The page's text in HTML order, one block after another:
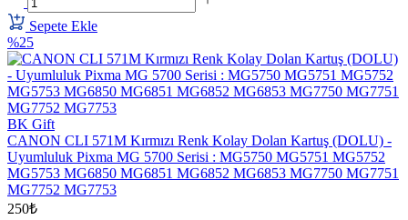
Sepete Ekle
%25
BK Gift
CANON CLI 571M Kırmızı Renk Kolay Dolan Kartuş (DOLU) -
Uyumluluk Pixma MG 5700 Serisi : MG5750 MG5751 MG5752
MG5753 MG6850 MG6851 MG6852 MG6853 MG7750 MG7751
MG7752 MG7753
250₺